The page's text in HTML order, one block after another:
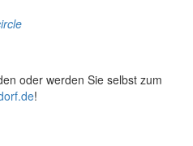
oder werden Sie selbst zum
!